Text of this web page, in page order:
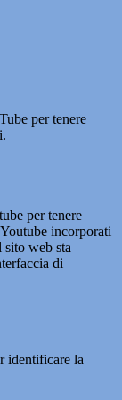
per tenere
per tenere
incorporati
sito web sta
di
identificare la